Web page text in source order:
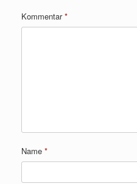
Kommentar*
Name *